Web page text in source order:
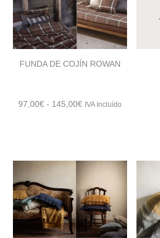
FUNDA DE COJÍN ROWAN
97,00€ - 145,00€Rango
97,00€
145,00€
IVA Incluído